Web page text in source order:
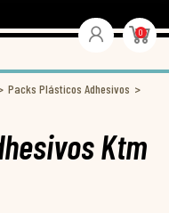
0
Packs Plásticos Adhesivos
Ktm